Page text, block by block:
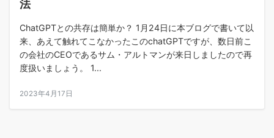
法
ChatGPTとの共存は簡単か？ 1月24日に本ブログで書いて以
来、あえて触れてこなかったこのchatGPTですが、数日前こ
の会社のCEOであるサム・アルトマンが来日しましたので再
度扱いましょう。 1...
2023年4月17日